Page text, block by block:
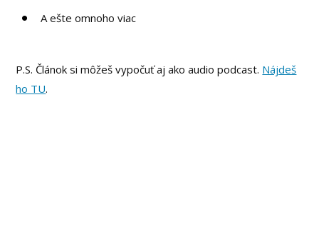
A ešte omnoho viac
P.S. Článok si môžeš vypočuť aj ako audio podcast. Nájdeš
ho TU.